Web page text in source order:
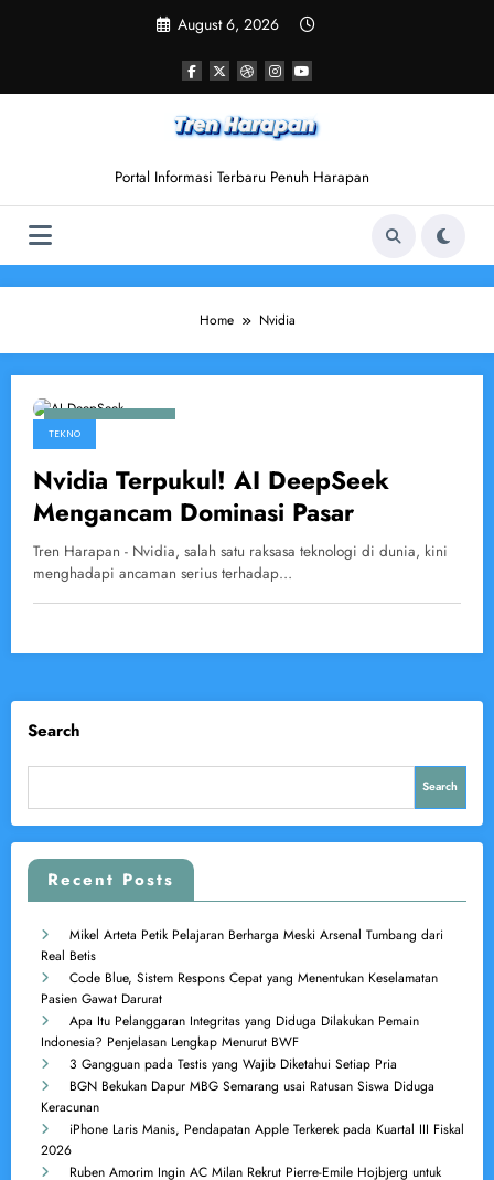
August 6, 2026
Portal Informasi Terbaru Penuh Harapan
Home Nvidia
TEKNO
Nvidia Terpukul! AI DeepSeek
Mengancam Dominasi Pasar
Tren Harapan - Nvidia, salah satu raksasa teknologi di dunia, kini
menghadapi ancaman serius terhadap…
Search
Search
Recent Posts
Mikel Arteta Petik Pelajaran Berharga Meski Arsenal Tumbang dari
Real Betis
Code Blue, Sistem Respons Cepat yang Menentukan Keselamatan
Pasien Gawat Darurat
Apa Itu Pelanggaran Integritas yang Diduga Dilakukan Pemain
Indonesia? Penjelasan Lengkap Menurut BWF
3 Gangguan pada Testis yang Wajib Diketahui Setiap Pria
BGN Bekukan Dapur MBG Semarang usai Ratusan Siswa Diduga
Keracunan
iPhone Laris Manis, Pendapatan Apple Terkerek pada Kuartal III Fiskal
2026
Ruben Amorim Ingin AC Milan Rekrut Pierre-Emile Hojbjerg untuk